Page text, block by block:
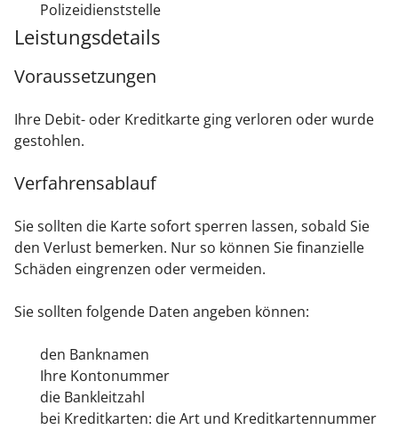
Polizeidienststelle
Leistungsdetails
Voraussetzungen
Ihre Debit- oder Kreditkarte ging verloren oder wurde
gestohlen.
Verfahrensablauf
Sie sollten die Karte sofort sperren lassen, sobald Sie
den Verlust bemerken. Nur so können Sie finanzielle
Schäden eingrenzen oder vermeiden.
Sie sollten folgende Daten angeben können:
den Banknamen
Ihre Kontonummer
die Bankleitzahl
bei Kreditkarten: die Art und Kreditkartennummer